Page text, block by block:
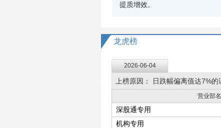
提质增效。
龙虎榜
2026-06-04
上榜原因： 日跌幅偏离值达7%的
营业部
深股通专用
机构专用